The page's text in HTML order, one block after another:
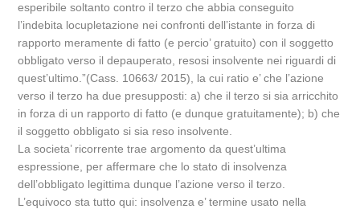
esperibile soltanto contro il terzo che abbia conseguito
l’indebita locupletazione nei confronti dell’istante in forza di
rapporto meramente di fatto (e percio’ gratuito) con il soggetto
obbligato verso il depauperato, resosi insolvente nei riguardi di
quest’ultimo.”(Cass. 10663/ 2015), la cui ratio e’ che l’azione
verso il terzo ha due presupposti: a) che il terzo si sia arricchito
in forza di un rapporto di fatto (e dunque gratuitamente); b) che
il soggetto obbligato si sia reso insolvente.
La societa’ ricorrente trae argomento da quest’ultima
espressione, per affermare che lo stato di insolvenza
dell’obbligato legittima dunque l’azione verso il terzo.
L’equivoco sta tutto qui: insolvenza e’ termine usato nella